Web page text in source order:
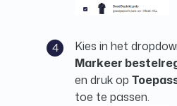
Kies in het
Markeer
en druk op
toe te passen.